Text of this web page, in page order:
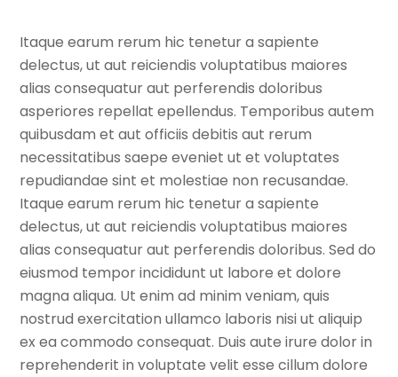
Itaque earum rerum hic tenetur a sapiente
delectus, ut aut reiciendis voluptatibus maiores
alias consequatur aut perferendis doloribus
asperiores repellat epellendus. Temporibus autem
quibusdam et aut officiis debitis aut rerum
necessitatibus saepe eveniet ut et voluptates
repudiandae sint et molestiae non recusandae.
Itaque earum rerum hic tenetur a sapiente
delectus, ut aut reiciendis voluptatibus maiores
alias consequatur aut perferendis doloribus. Sed do
eiusmod tempor incididunt ut labore et dolore
magna aliqua. Ut enim ad minim veniam, quis
nostrud exercitation ullamco laboris nisi ut aliquip
ex ea commodo consequat. Duis aute irure dolor in
reprehenderit in voluptate velit esse cillum dolore